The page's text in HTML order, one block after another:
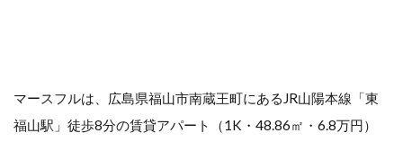
マースフルは、広島県福山市南蔵王町にあるJR山陽本線「東
福山駅」徒歩8分の賃貸アパート（1K・48.86㎡・6.8万円）